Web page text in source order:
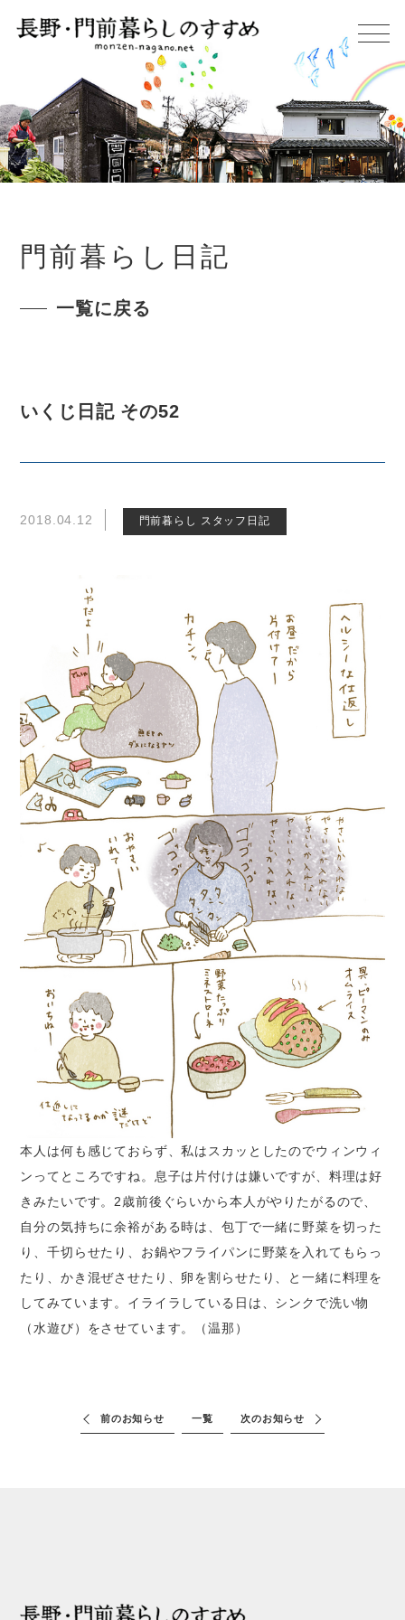
門前暮らし日記
一覧に戻る
いくじ日記 その52
2018.04.12 門前暮らし スタッフ日記
本人は何も感じておらず、私はスカッとしたのでウィンウィ
ンってところですね。息子は片付けは嫌いですが、料理は好
きみたいです。2歳前後ぐらいから本人がやりたがるので、
自分の気持ちに余裕がある時は、包丁で一緒に野菜を切った
り、千切らせたり、お鍋やフライパンに野菜を入れてもらっ
たり、かき混ぜさせたり、卵を割らせたり、と一緒に料理を
してみています。イライラしている日は、シンクで洗い物
（水遊び）をさせています。（温那）
前のお知らせ 一覧 次のお知らせ